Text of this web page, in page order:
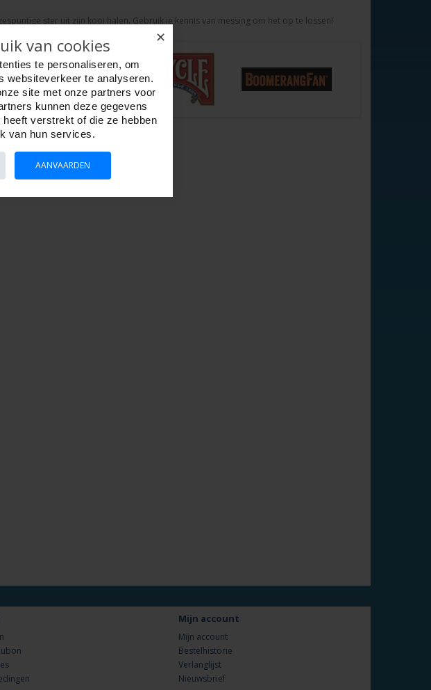
ster uit zijn kooi halen. Gebruik je kennis van messing om het op te lossen!
Mijn account
Mijn account
Bestelhistorie
Verlanglijst
Nieuwsbrief
✕
van cookies
te personaliseren, om
websiteverkeer te analyseren.
site met onze partners voor
kunnen deze gegevens
verstrekt of die ze hebben
van hun services.
AANVAARDEN